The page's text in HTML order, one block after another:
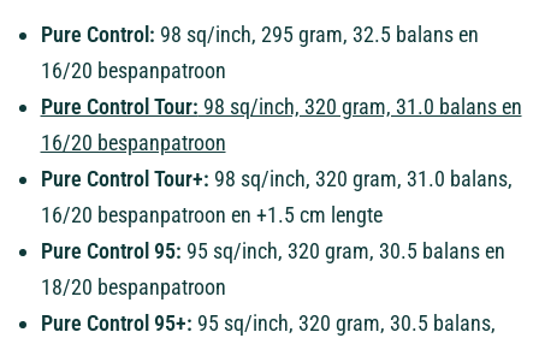
Pure Control: 98 sq/inch, 295 gram, 32.5 balans en
16/20 bespanpatroon
Pure Control Tour: 98 sq/inch, 320 gram, 31.0 balans en
16/20 bespanpatroon
Pure Control Tour+: 98 sq/inch, 320 gram, 31.0 balans,
16/20 bespanpatroon en +1.5 cm lengte
Pure Control 95: 95 sq/inch, 320 gram, 30.5 balans en
18/20 bespanpatroon
Pure Control 95+: 95 sq/inch, 320 gram, 30.5 balans,